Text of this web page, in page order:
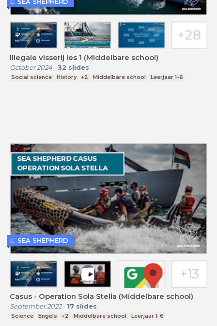
Illegale visserij les 1 (Middelbare school)
October 2024- 32 slides
Social science History +2 Middelbare school Leerjaar 1-6
Casus - Operation Sola Stella (Middelbare school)
September 2022- 17 slides
Science Engels +2 Middelbare school Leerjaar 1-6
SEA SHEPHERD